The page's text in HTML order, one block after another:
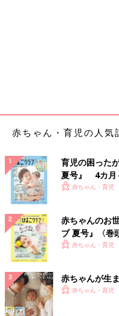
赤ちゃん・育児の人気
育児の困った
夏号』 4カ月
いっぱい！
赤ちゃん・育児
赤ちゃんのお
ブ 夏号』〈巻
く！ おっぱい
赤ちゃん・育児
赤ちゃんが生
赤ちゃん・育児